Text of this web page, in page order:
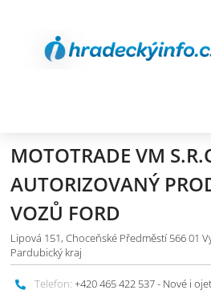
MOTOTRADE VM
AUTORIZOVANÝ
VOZŮ FORD
Lipová 151, Choceňské Předměstí 566 01
Pardubický kraj
Telefon: +420 465 422 537 - Nové i